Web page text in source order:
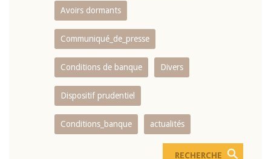
Avoirs dormants
Communiqué_de_presse
Conditions de banque Divers
Dispositif prudentiel
Conditions_banque actualités